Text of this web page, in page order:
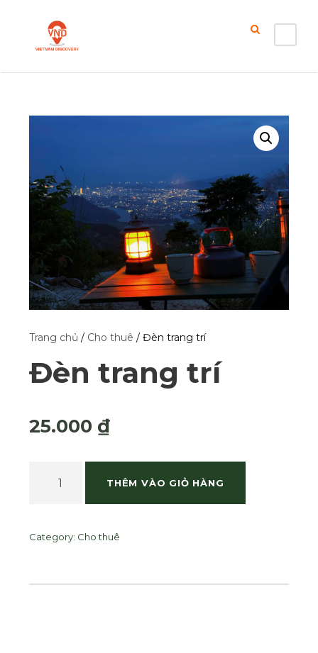
Trang chủ / Cho thuê / Đèn trang trí
Đèn trang trí
25.000 ₫
r
g
THÊM VÀO GIỎ HÀNG
Category: Cho thuê